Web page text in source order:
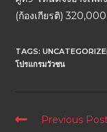
(ก้องเกียรติ) 320,000
TAGS:
โปรแกรมวัวชน
Previous